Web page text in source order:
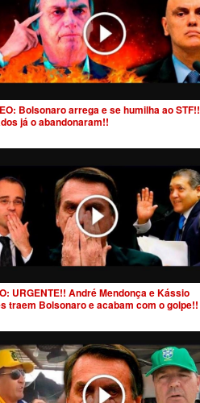
Bolsonaro arrega e se humilha ao STF!!
já o abandonaram!!
URGENTE!! André Mendonça e Kássio
traem Bolsonaro e acabam com o golpe!!